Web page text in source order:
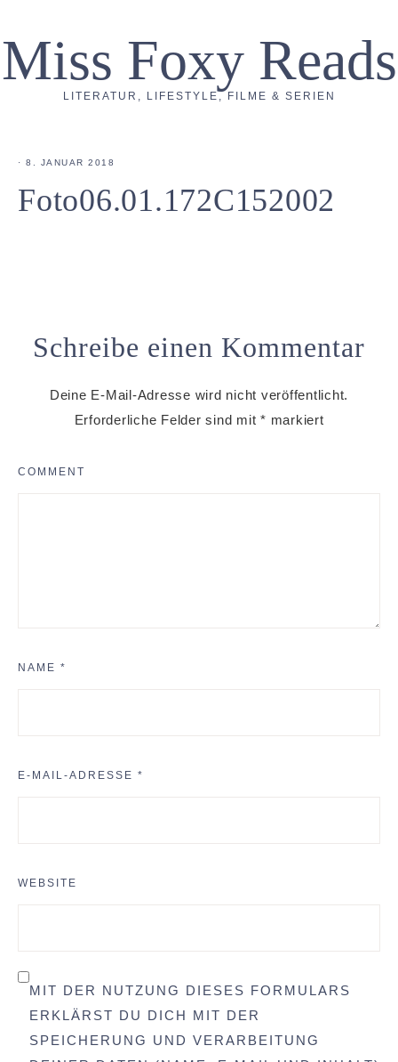
Miss Foxy Reads
LITERATUR, LIFESTYLE, FILME & SERIEN
· 8. JANUAR 2018
Foto06.01.172C152002
Schreibe einen Kommentar
Deine E-Mail-Adresse wird nicht veröffentlicht.
Erforderliche Felder sind mit * markiert
COMMENT
NAME *
E-MAIL-ADRESSE *
WEBSITE
MIT DER NUTZUNG DIESES FORMULARS
ERKLÄRST DU DICH MIT DER
SPEICHERUNG UND VERARBEITUNG